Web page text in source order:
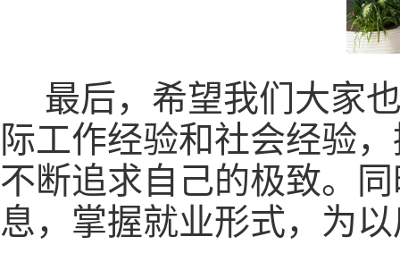
最后，希望我们大家
际工作经验和社会经验
不断追求自己的极致。
息，掌握就业形式，为